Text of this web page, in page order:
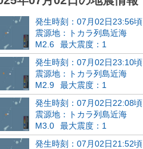
発生時刻：07月02日23:56頃
震源地：トカラ列島近海
M2.6
最大震度：1
発生時刻：07月02日23:10頃
震源地：トカラ列島近海
M2.9
最大震度：1
発生時刻：07月02日22:08頃
震源地：トカラ列島近海
M3.0
最大震度：1
発生時刻：07月02日21:52頃